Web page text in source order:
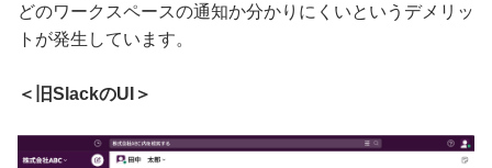
どのワークスペースの通知か分かりにくいというデメリッ
トが発生しています。
＜旧SlackのUI＞